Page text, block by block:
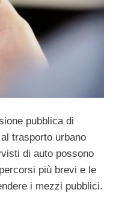
pubblica di
trasporto urbano
di auto possono
più brevi e le
i mezzi pubblici.